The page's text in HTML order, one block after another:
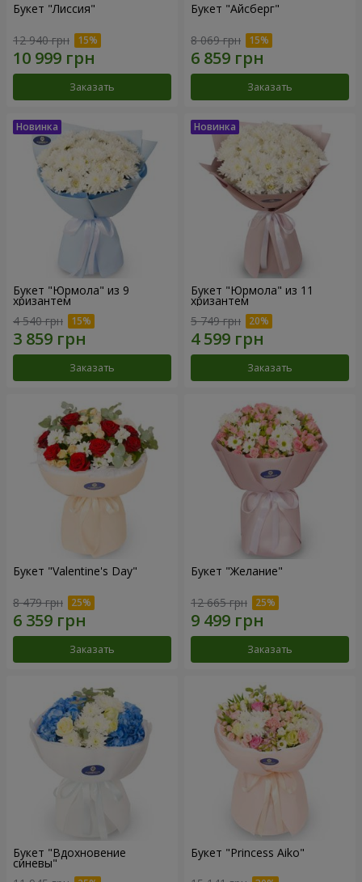
Букет "Лиссия"
12 940 грн
Заказать
Букет "Айсберг"
8 069 грн
Заказать
Букет "Юрмола" из 9
хризантем
4 540 грн
Заказать
Букет "Юрмола" из 11
хризантем
5 749 грн
Заказать
Букет "Valentine's Day"
8 479 грн
Заказать
Букет "Желание"
12 665 грн
Заказать
Букет "Вдохновение
синевы"
Букет "Princess Aiko"